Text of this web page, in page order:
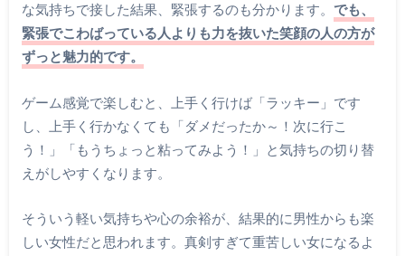
な気持ちで接した結果、緊張するのも分かります。 でも、
緊張でこわばっている人よりも力を抜いた笑顔の人の方が
ずっと魅力的です。
ゲーム感覚で楽しむと、上手く行けば「ラッキー」です
し、上手く行かなくても「ダメだったか～！次に行こ
う！」「もうちょっと粘ってみよう！」と気持ちの切り替
えがしやすくなります。
そういう軽い気持ちや心の余裕が、結果的に男性からも楽
しい女性だと思われます。真剣すぎて重苦しい女になるよ